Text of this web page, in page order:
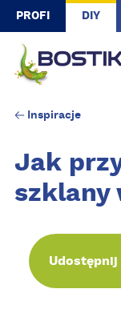
Skip to main
PROFI DIY
Inspiracje
Jak
szklany